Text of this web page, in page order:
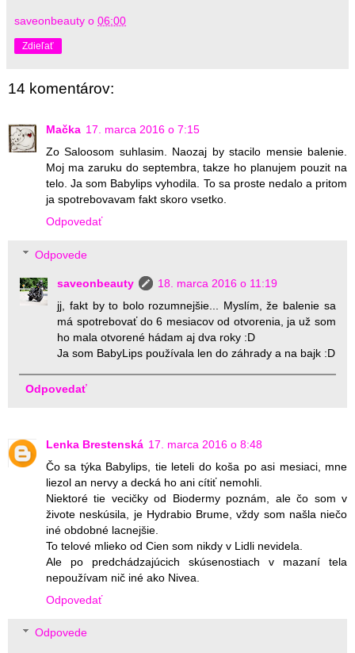
saveonbeauty o 06:00
Zdieľať
14 komentárov:
Mačka 17. marca 2016 o 7:15
Zo Saloosom suhlasim. Naozaj by stacilo mensie balenie.
Moj ma zaruku do septembra, takze ho planujem pouzit na
telo. Ja som Babylips vyhodila. To sa proste nedalo a pritom
ja spotrebovavam fakt skoro vsetko.
Odpovedať
Odpovede
saveonbeauty
18. marca 2016 o 11:19
jj, fakt by to bolo rozumnejšie... Myslím, že balenie sa
má spotrebovať do 6 mesiacov od otvorenia, ja už som
ho mala otvorené hádam aj dva roky :D
Ja som BabyLips používala len do záhrady a na bajk :D
Odpovedať
Lenka Brestenská 17. marca 2016 o 8:48
Čo sa týka Babylips, tie leteli do koša po asi mesiaci, mne
liezol an nervy a decká ho ani cítiť nemohli.
Niektoré tie vecičky od Biodermy poznám, ale čo som v
živote neskúsila, je Hydrabio Brume, vždy som našla niečo
iné obdobné lacnejšie.
To telové mlieko od Cien som nikdy v Lidli nevidela.
Ale po predchádzajúcich skúsenostiach v mazaní tela
nepoužívam nič iné ako Nivea.
Odpovedať
Odpovede